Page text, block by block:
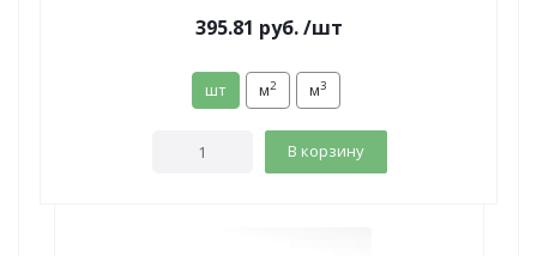
395.81 руб./шт
шт м2 м3
В корзину